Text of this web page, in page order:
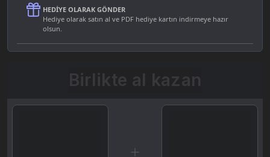
HEDIYE OLARAK GÖNDER
Hediye olarak satın al ve PDF hediye kartın indirmeye hazır
olsun.